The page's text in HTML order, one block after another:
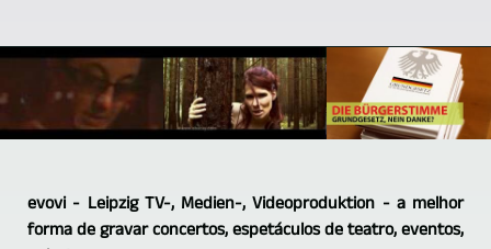
evovi - Leipzig TV-, Medien-, Videoproduktion - a melhor
forma de gravar concertos, espetáculos de teatro, eventos,